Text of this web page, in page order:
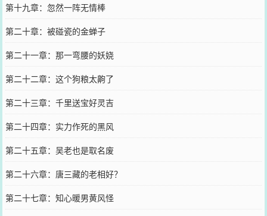
第十九章：忽然一阵无情棒
第二十章：被碰瓷的金蝉子
第二十一章：那一弯腰的妖娆
第二十二章：这个狗粮太齁了
第二十三章：千里送宝好灵吉
第二十四章：实力作死的黑风
第二十五章：吴老也是取名废
第二十六章：唐三藏的老相好？
第二十七章：知心暖男黄风怪